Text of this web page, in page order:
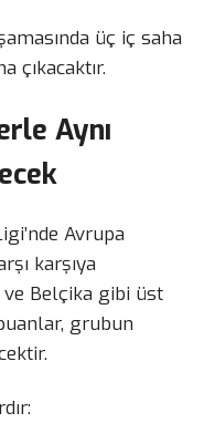
üç iç saha
çıkacaktır.
Aynı
Avrupa
karşıya
ve Belçika gibi üst
grubun